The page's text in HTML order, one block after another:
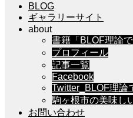
BLOG
ギャラリーサイト
about
書籍「BLOF理論で
プロフィール
記事一覧
Facebook
Twitter_BLOF理論
駒ヶ根市の美味し
お問い合わせ